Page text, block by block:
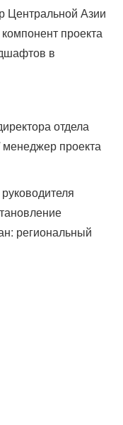
Центральной Азии
проекта
в
отдела
проекта
региональный